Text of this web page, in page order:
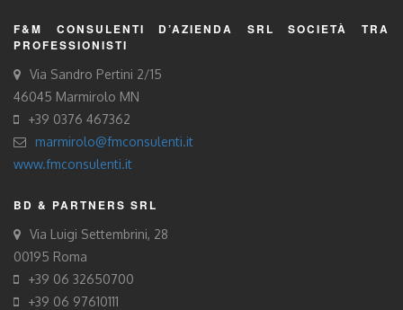
F&M CONSULENTI D’AZIENDA SRL SOCIETÀ TRA
PROFESSIONISTI
Via Sandro Pertini 2/15
46045 Marmirolo MN
+39 0376 467362
marmirolo@fmconsulenti.it
www.fmconsulenti.it
BD & PARTNERS SRL
Via Luigi Settembrini, 28
00195 Roma
+39 06 32650700
+39 06 97610111